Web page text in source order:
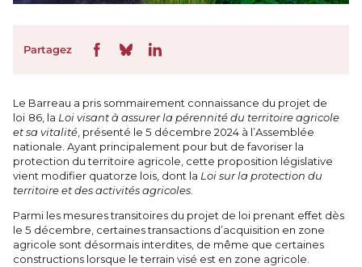
Partagez
Le Barreau a pris sommairement connaissance du projet de
loi 86, la Loi visant à assurer la pérennité du territoire agricole
et sa vitalité, présenté le 5 décembre 2024 à l’Assemblée
nationale. Ayant principalement pour but de favoriser la
protection du territoire agricole, cette proposition législative
vient modifier quatorze lois, dont la Loi sur la protection du
territoire et des activités agricoles.
Parmi les mesures transitoires du projet de loi prenant effet dès
le 5 décembre, certaines transactions d’acquisition en zone
agricole sont désormais interdites, de même que certaines
constructions lorsque le terrain visé est en zone agricole.